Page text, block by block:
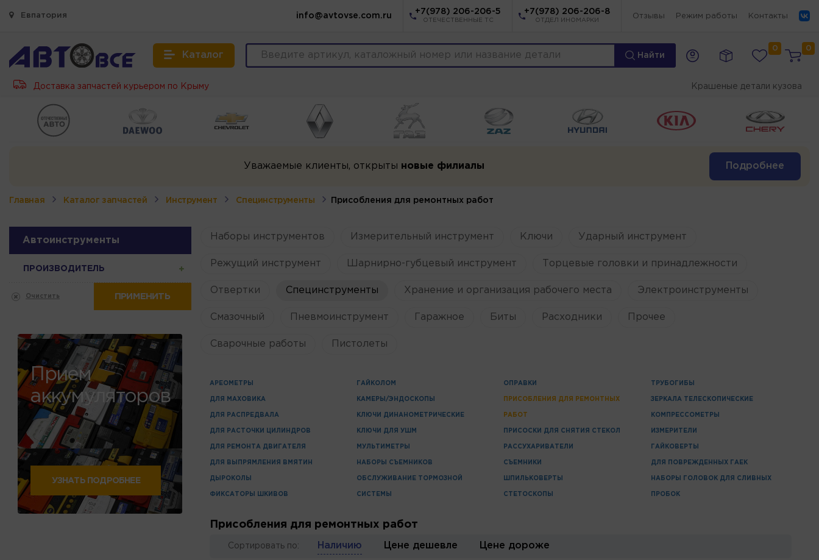
Евпатория info@avtovse.com.ru
+7(978) 206-206-5
ОТЕЧЕСТВЕННЫЕ ТС
+7(978) 206-206-8
ОТДЕЛ ИНОМАРКИ
Отзывы Режим работы Контакты
Каталог Найти
0 0
Доставка запчастей курьером по Крыму Крашеные детали кузова
Уважаемые клиенты, открыты новые филиалы Подробнее
Главная Каталог запчастей Инструмент Специнструменты Присобления для ремонтных работ
Автоинструменты
ПРОИЗВОДИТЕЛЬ
Очистить ПРИМЕНИТЬ
Прием
аккумуляторов
УЗНАТЬ ПОДРОБНЕЕ
Наборы инструментов Измерительный инструмент Ключи Ударный инструмент
Режущий инструмент Шарнирно-губцевый инструмент Торцевые головки и принадлежности
Отвертки Специнструменты Хранение и организация рабочего места Электроинструменты
Смазочный Пневмоинструмент Гаражное Биты Расходники Прочее
Сварочные работы Пистолеты
АРЕОМЕТРЫ
ДЛЯ МАХОВИКА
ДЛЯ РАСПРЕДВАЛА
ДЛЯ РАСТОЧКИ ЦИЛИНДРОВ
ДЛЯ РЕМОНТА ДВИГАТЕЛЯ
ДЛЯ ВЫПРЯМЛЕНИЯ ВМЯТИН
ДЫРОКОЛЫ
ФИКСАТОРЫ ШКИВОВ
ГАЙКОЛОМ
КАМЕРЫ/ЭНДОСКОПЫ
КЛЮЧИ ДИНАНОМЕТРИЧЕСКИЕ
КЛЮЧИ ДЛЯ УШМ
МУЛЬТИМЕТРЫ
НАБОРЫ СЪЕМНИКОВ
ОБСЛУЖИВАНИЕ ТОРМОЗНОЙ
СИСТЕМЫ
ОПРАВКИ
ПРИСОБЛЕНИЯ ДЛЯ РЕМОНТНЫХ
РАБОТ
ПРИСОСКИ ДЛЯ СНЯТИЯ СТЕКОЛ
РАССУХАРИВАТЕЛИ
СЪЕМНИКИ
ШПИЛЬКОВЕРТЫ
СТЕТОСКОПЫ
ТРУБОГИБЫ
ЗЕРКАЛА ТЕЛЕСКОПИЧЕСКИЕ
КОМПРЕССОМЕТРЫ
ИЗМЕРИТЕЛИ
ГАЙКОВЕРТЫ
ДЛЯ ПОВРЕЖДЕННЫХ ГАЕК
НАБОРЫ ГОЛОВОК ДЛЯ СЛИВНЫХ
ПРОБОК
Присобления для ремонтных работ
Сортировать по: Наличию Цене дешевле Цене дороже